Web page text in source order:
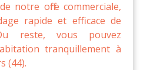
notre offre commerciale,
rapide et efficace de
reste, vous pouvez
tranquillement à
(44).